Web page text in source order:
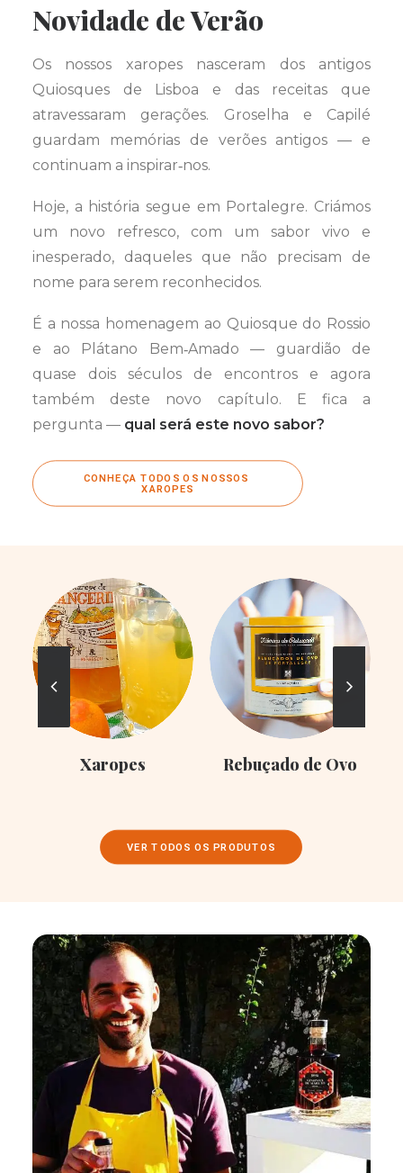
Novidade de Verão
Os nossos xaropes nasceram dos antigos
Quiosques de Lisboa e das receitas que
atravessaram gerações. Groselha e Capilé
guardam memórias de verões antigos — e
continuam a inspirar‑nos.
Hoje, a história segue em Portalegre. Criámos
um novo refresco, com um sabor vivo e
inesperado, daqueles que não precisam de
nome para serem reconhecidos.
É a nossa homenagem ao Quiosque do Rossio
e ao Plátano Bem‑Amado — guardião de
quase dois séculos de encontros e agora
também deste novo capítulo. E fica a
pergunta — qual será este novo sabor?
CONHEÇA TODOS OS NOSSOS
XAROPES
Xaropes Rebuçado de Ovo
VER TODOS OS PRODUTOS